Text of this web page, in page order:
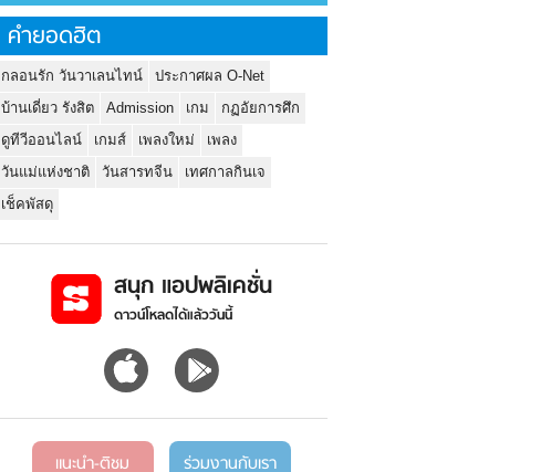
คำยอดฮิต
กลอนรัก วันวาเลนไทน์
ประกาศผล O-Net
บ้านเดี่ยว รังสิต
Admission เกม
กฏอัยการศึก
ดูทีวีออนไลน์
เกมส์ เพลงใหม่
เพลง
วันแม่แห่งชาติ
วันสารทจีน
เทศกาลกินเจ
เช็คพัสดุ
สนุก แอปพลิเคชั่น
ดาวน์โหลดได้แล้ววันนี้
แนะนำ-ติชม ร่วมงานกับเรา